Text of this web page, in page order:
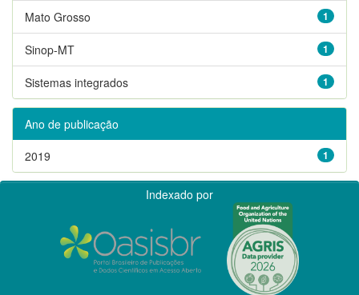
1
Mato Grosso
1
Sinop-MT
1
Sistemas integrados
Ano de publicação
1
2019
Indexado por